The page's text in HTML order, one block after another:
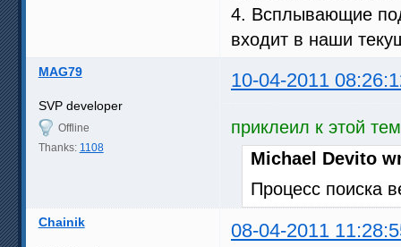
4. Всплывающие
входит в наши
MAG79 10-04-2011
SVP developer
Offline
Thanks: 1108
приклеил к этой
Michael Devito
Процесс поиска
Chainik 08-04-2011